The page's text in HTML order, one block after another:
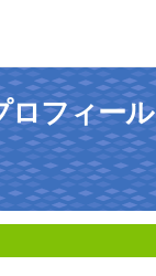
ロフィール